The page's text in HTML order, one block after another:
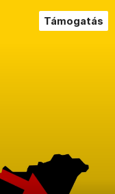
Támogatás